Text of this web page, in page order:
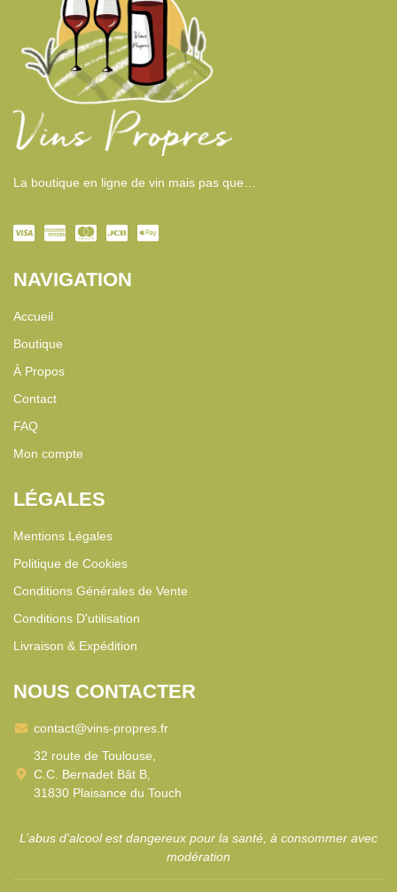
La boutique en ligne de vin mais pas que…
NAVIGATION
Accueil
Boutique
À Propos
Contact
FAQ
Mon compte
LÉGALES
Mentions Légales
Politique de Cookies
Conditions Générales de Vente
Conditions D'utilisation
Livraison & Expédition
NOUS CONTACTER
contact@vins-propres.fr
32 route de Toulouse,
C.C. Bernadet Bât B,
31830 Plaisance du Touch
L’abus d’alcool est dangereux pour la santé, à consommer avec
modération